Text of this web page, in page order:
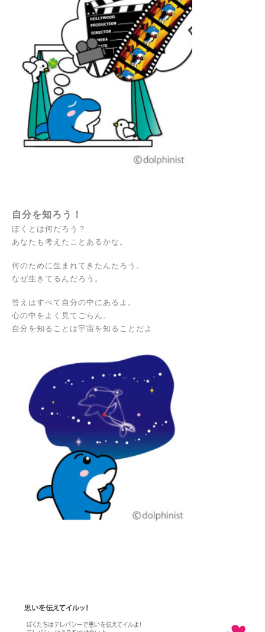
自分を知ろう！
ぼくとは何だろう？
あなたも考えたことあるかな。
何のために生まれてきたんたろう。
なぜ生きてるんだろう。
答えはすべて自分の中にあるよ。
心の中をよく見てごらん。
自分を知ることは宇宙を知ることだよ